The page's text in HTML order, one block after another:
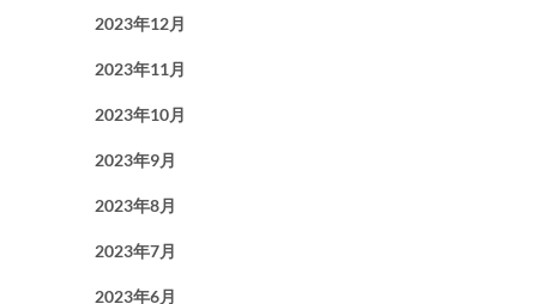
2023年12月
2023年11月
2023年10月
2023年9月
2023年8月
2023年7月
2023年6月